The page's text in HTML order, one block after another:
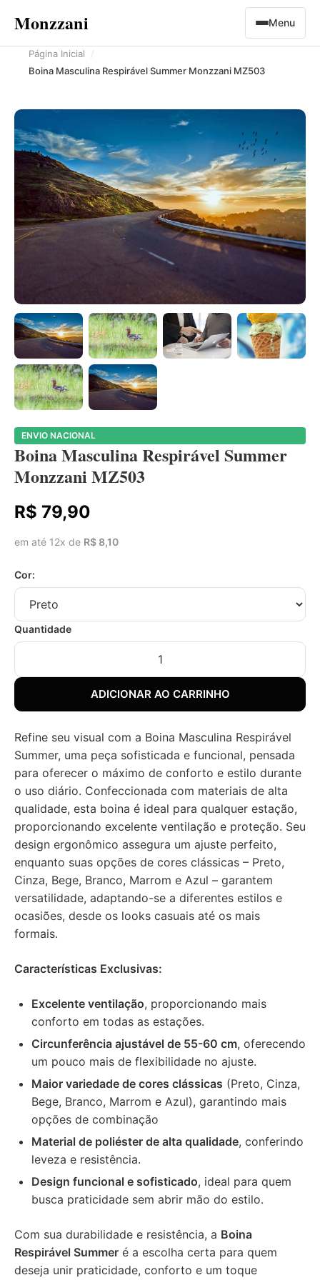
Monzzani Menu
Página Inicial
Boina Masculina Respirável Summer Monzzani MZ503
ENVIO NACIONAL
Boina Masculina Respirável Summer
Monzzani MZ503
R$ 79,90
em até 12x de R$ 8,10
Cor:
Quantidade
ADICIONAR AO CARRINHO
Refine seu visual com a Boina Masculina Respirável
Summer, uma peça sofisticada e funcional, pensada
para oferecer o máximo de conforto e estilo durante
o uso diário. Confeccionada com materiais de alta
qualidade, esta boina é ideal para qualquer estação,
proporcionando excelente ventilação e proteção. Seu
design ergonômico assegura um ajuste perfeito,
enquanto suas opções de cores clássicas – Preto,
Cinza, Bege, Branco, Marrom e Azul – garantem
versatilidade, adaptando-se a diferentes estilos e
ocasiões, desde os looks casuais até os mais
formais.
Características Exclusivas:
Excelente ventilação, proporcionando mais
conforto em todas as estações.
Circunferência ajustável de 55-60 cm, oferecendo
um pouco mais de flexibilidade no ajuste.
Maior variedade de cores clássicas (Preto, Cinza,
Bege, Branco, Marrom e Azul), garantindo mais
opções de combinação
Material de poliéster de alta qualidade, conferindo
leveza e resistência.
Design funcional e sofisticado, ideal para quem
busca praticidade sem abrir mão do estilo.
Com sua durabilidade e resistência, a Boina
Respirável Summer é a escolha certa para quem
deseja unir praticidade, conforto e um toque